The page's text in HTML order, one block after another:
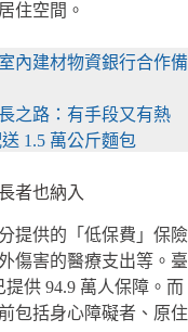
住空間。
內建材物資銀行合作備
之路：有手段又有熱
1.5 萬公斤麵包
者也納入
提供的「低保費」保險
傷害的醫療支出等。臺
供 94.9 萬人保障。而
包括身心障礙者、原住